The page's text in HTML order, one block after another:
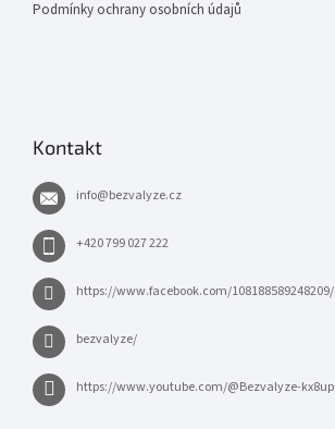
Podmínky ochrany osobních údajů
Kontakt
info@bezvalyze.cz
+420 799 027 222
https://www.facebook.com/108188589248209/
bezvalyze/
https://www.youtube.com/@Bezvalyze-kx8up